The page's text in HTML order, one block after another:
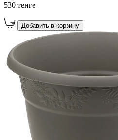
530 тенге
Добавить в корзину